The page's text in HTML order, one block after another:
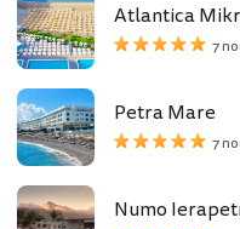
Atlantica
7
Petra Mare
7
Numo